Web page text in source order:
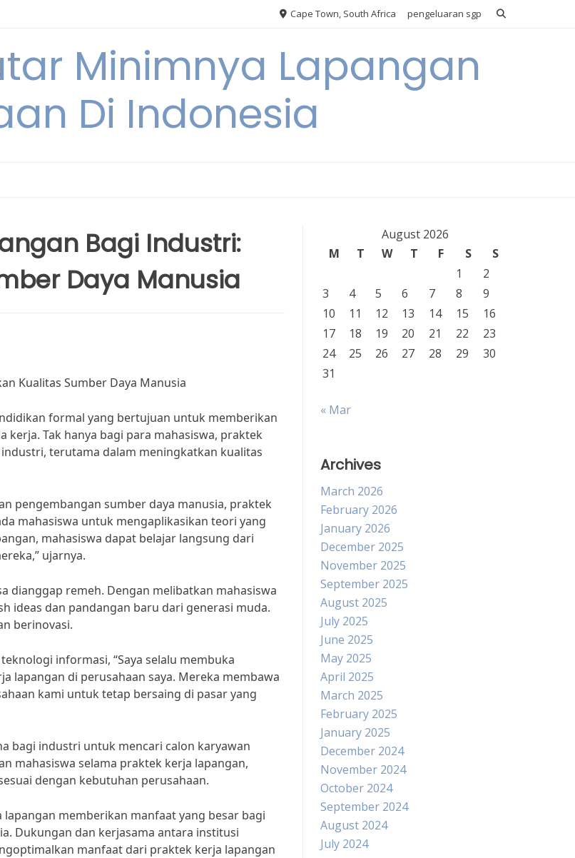
Cape Town, South Africa pengeluaran sgp
Minimnya Lapangan
Di Indonesia
Bagi Industri:
Daya Manusia
Kualitas Sumber Daya Manusia
formal yang bertujuan untuk memberikan
Tak hanya bagi para mahasiswa, praktek
terutama dalam meningkatkan kualitas
pengembangan sumber daya manusia, praktek
mahasiswa untuk mengaplikasikan teori yang
mahasiswa dapat belajar langsung dari
ujarnya.
dianggap remeh. Dengan melibatkan mahasiswa
ideas dan pandangan baru dari generasi muda.
berinovasi.
informasi, “Saya selalu membuka
lapangan di perusahaan saya. Mereka membawa
kami untuk tetap bersaing di pasar yang
bagi industri untuk mencari calon karyawan
mahasiswa selama praktek kerja lapangan,
dengan kebutuhan perusahaan.
memberikan manfaat yang besar bagi
Dukungan dan kerjasama antara institusi
manfaat dari praktek kerja lapangan
August 2026
M
T W T F S
S
1
2
3
4 5 6 7 8
9
10
11 12 13 14 15
16
17
18 19 20 21 22
23
24
25 26 27 28 29
30
31
« Mar
Archives
March 2026
February 2026
January 2026
December 2025
November 2025
September 2025
August 2025
July 2025
June 2025
May 2025
April 2025
March 2025
February 2025
January 2025
December 2024
November 2024
October 2024
September 2024
August 2024
July 2024